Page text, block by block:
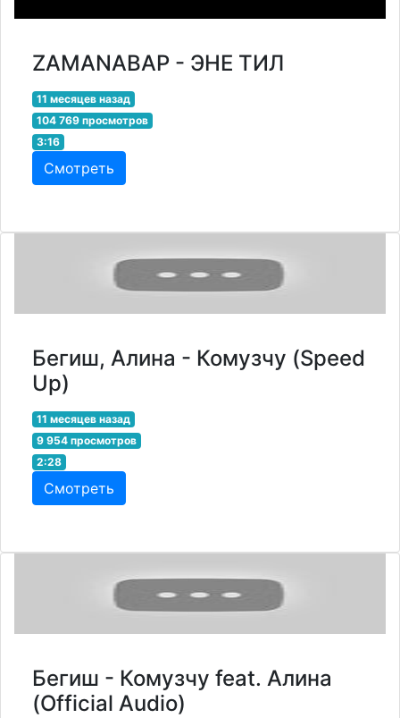
ZAMANABAP - ЭНЕ ТИЛ
11 месяцев назад
104 769 просмотров
3:16
Смотреть
Бегиш, Алина - Комузчу (Speed
Up)
11 месяцев назад
9 954 просмотров
2:28
Смотреть
Бегиш - Комузчу feat. Алина
(Official Audio)